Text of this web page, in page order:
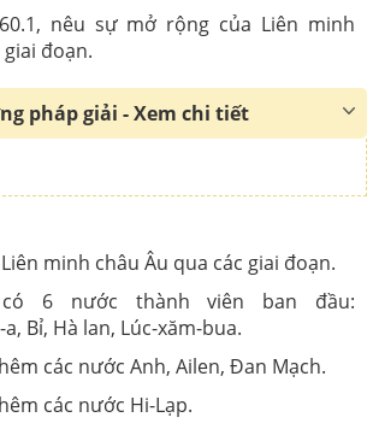
nêu sự mở rộng của Liên minh
đoạn.
pháp giải - Xem chi tiết
minh châu Âu qua các giai đoạn.
6 nước thành viên ban đầu:
Bỉ, Hà lan, Lúc-xăm-bua.
các nước Anh, Ailen, Đan Mạch.
các nước Hi-Lạp.